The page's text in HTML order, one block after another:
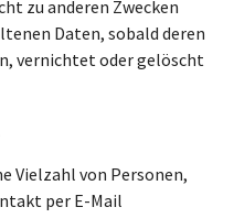
zu anderen Zwecken
Daten, sobald deren
vernichtet oder gelöscht
Vielzahl von Personen,
per E-Mail